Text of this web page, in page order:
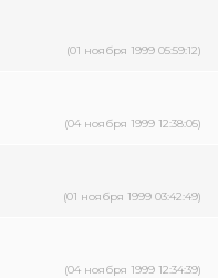
(01 ноября 1999 05:59:12)
(04 ноября 1999 12:38:05)
(01 ноября 1999 03:42:49)
(04 ноября 1999 12:34:39)